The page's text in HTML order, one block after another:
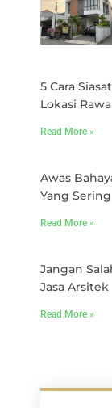
5 Cara
Lokasi
Read More »
Awas
Yang
Read More »
Jangan
Jasa Arsitek
Read More »